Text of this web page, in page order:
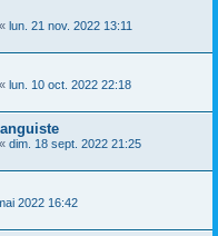
lun. 21 nov. 2022 13:11
lun. 10 oct. 2022 22:18
dim. 18 sept. 2022 21:25
2022 16:42